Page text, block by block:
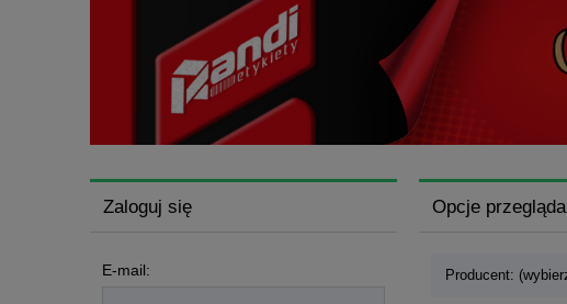
Zaloguj się
E-mail:
Opcje
Producent: